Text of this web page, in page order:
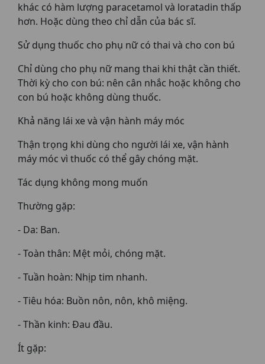
khác có hàm lượng paracetamol và loratadin thấp
hơn. Hoặc dùng theo chỉ dẫn của bác sĩ.
Sử dụng thuốc cho phụ nữ có thai và cho con bú
Chỉ dùng cho phụ nữ mang thai khi thật cần thiết.
Thời kỳ cho con bú: nên cân nhắc hoặc không cho
con bú hoặc không dùng thuốc.
Khả năng lái xe và vận hành máy móc
Thận trọng khi dùng cho người lái xe, vận hành
máy móc vì thuốc có thể gây chóng mặt.
Tác dụng không mong muốn
Thường gặp:
- Da: Ban.
- Toàn thân: Mệt mỏi, chóng mặt.
- Tuần hoàn: Nhịp tim nhanh.
- Tiêu hóa: Buồn nôn, nôn, khô miệng.
- Thần kinh: Đau đầu.
Ít gặp: